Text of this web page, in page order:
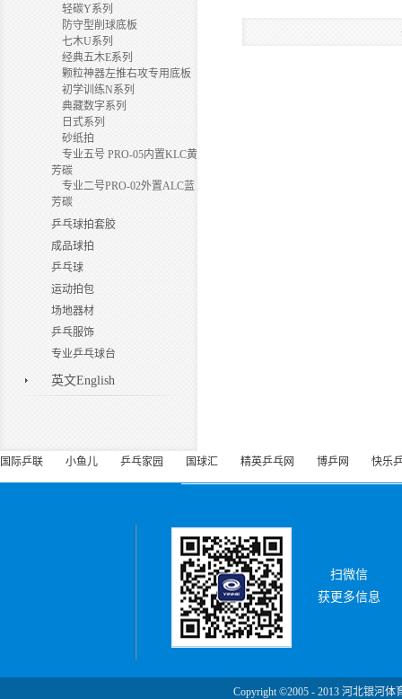
轻碳Y系列
防守型削球底板
七木U系列
经典五木E系列
颗粒神器左推右攻专用底板
初学训练N系列
典藏数字系列
日式系列
砂纸拍
专业五号 PRO-05内置KLC黄
芳碳
专业二号PRO-02外置ALC蓝
芳碳
乒乓球拍套胶
成品球拍
乒乓球
运动拍包
场地器材
乒乓服饰
专业乒乓球台
英文English
国际乒联 小鱼儿 乒乓家园 国球汇 精英乒乓网 博乒网 快乐
扫微信
获更多信息
Copyright ©2005 - 2013 河北银河体